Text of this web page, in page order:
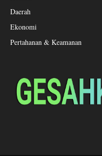
Daerah
Ekonomi
Pertahanan & Keamanan